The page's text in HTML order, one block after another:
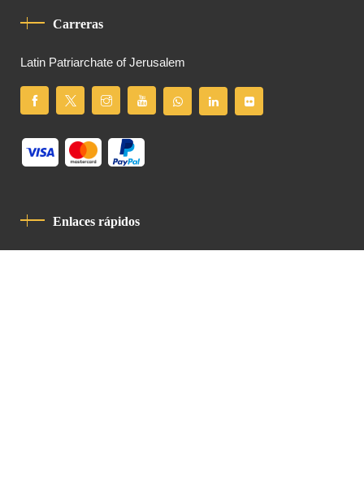
Carreras
Latin Patriarchate of Jerusalem
Enlaces rápidos